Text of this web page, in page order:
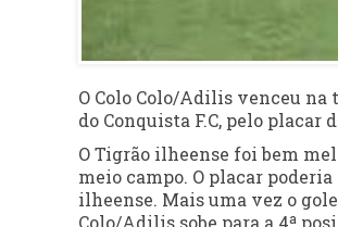
O Colo Colo/Adilis venceu na
do Conquista F.C, pelo placar
O Tigrão ilheense foi bem
meio campo. O placar
ilheense. Mais uma vez o
Colo/Adilis sobe para a 4ª